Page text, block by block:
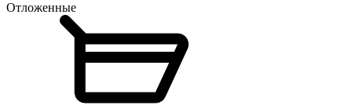
Отложенные